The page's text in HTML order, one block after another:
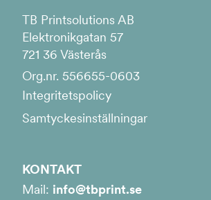
TB Printsolutions AB
Elektronikgatan 57
721 36 Västerås
Org.nr. 556655-0603
Integritetspolicy
Samtyckesinställningar
KONTAKT
Mail: info@tbprint.se